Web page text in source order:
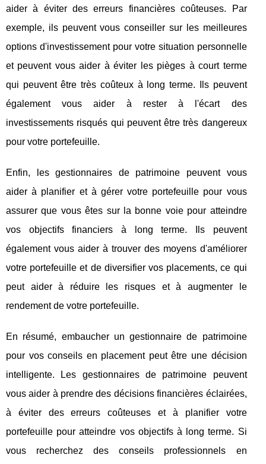
aider à éviter des erreurs financières coûteuses. Par
exemple, ils peuvent vous conseiller sur les meilleures
options d'investissement pour votre situation personnelle
et peuvent vous aider à éviter les pièges à court terme
qui peuvent être très coûteux à long terme. Ils peuvent
également vous aider à rester à l'écart des
investissements risqués qui peuvent être très dangereux
pour votre portefeuille.
Enfin, les gestionnaires de patrimoine peuvent vous
aider à planifier et à gérer votre portefeuille pour vous
assurer que vous êtes sur la bonne voie pour atteindre
vos objectifs financiers à long terme. Ils peuvent
également vous aider à trouver des moyens d'améliorer
votre portefeuille et de diversifier vos placements, ce qui
peut aider à réduire les risques et à augmenter le
rendement de votre portefeuille.
En résumé, embaucher un gestionnaire de patrimoine
pour vos conseils en placement peut être une décision
intelligente. Les gestionnaires de patrimoine peuvent
vous aider à prendre des décisions financières éclairées,
à éviter des erreurs coûteuses et à planifier votre
portefeuille pour atteindre vos objectifs à long terme. Si
vous recherchez des conseils professionnels en